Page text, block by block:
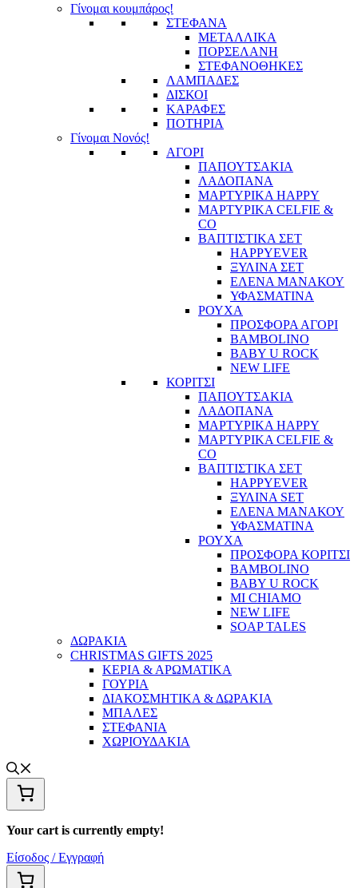
Γίνομαι κουμπάρος!
ΣΤΕΦΑΝΑ
ΜΕΤΑΛΛΙΚΑ
ΠΟΡΣΕΛΑΝΗ
ΣΤΕΦΑΝΟΘΗΚΕΣ
ΛΑΜΠΑΔΕΣ
ΔΙΣΚΟΙ
ΚΑΡΑΦΕΣ
ΠΟΤΗΡΙΑ
Γίνομαι Νονός!
ΑΓΟΡΙ
ΠΑΠΟΥΤΣΑΚΙΑ
ΛΑΔΟΠΑΝΑ
ΜΑΡΤΥΡΙΚΑ HAPPY
ΜΑΡΤΥΡΙΚΑ CELFIE &
CO
ΒΑΠΤΙΣΤΙΚΑ ΣΕΤ
HAPPYEVER
ΞΥΛΙΝΑ ΣΕΤ
ΕΛΕΝΑ ΜΑΝΑΚΟΥ
ΥΦΑΣΜΑΤΙΝΑ
ΡΟΥΧΑ
ΠΡΟΣΦΟΡΑ ΑΓΟΡΙ
BAMBOLINO
BABY U ROCK
NEW LIFE
ΚΟΡΙΤΣΙ
ΠΑΠΟΥΤΣΑΚΙΑ
ΛΑΔΟΠΑΝΑ
ΜΑΡΤΥΡΙΚΑ HAPPY
ΜΑΡΤΥΡΙΚΑ CELFIE &
CO
ΒΑΠΤΙΣΤΙΚΑ ΣΕΤ
HAPPYEVER
ΞΥΛΙΝΑ SET
ΕΛΕΝΑ ΜΑΝΑΚΟΥ
ΥΦΑΣΜΑΤΙΝΑ
ΡΟΥΧΑ
ΠΡΟΣΦΟΡΑ ΚΟΡΙΤΣΙ
BAMBOLINO
BABY U ROCK
MI CHIAMO
NEW LIFE
SOAP TALES
ΔΩΡΑΚΙΑ
CHRISTMAS GIFTS 2025
ΚΕΡΙΑ & ΑΡΩΜΑΤΙΚΑ
ΓΟΥΡΙΑ
ΔΙΑΚΟΣΜΗΤΙΚΑ & ΔΩΡΑΚΙΑ
ΜΠΑΛΕΣ
ΣΤΕΦΑΝΙΑ
ΧΩΡΙΟΥΔΑΚΙΑ
Your cart is currently empty!
Είσοδος / Εγγραφή